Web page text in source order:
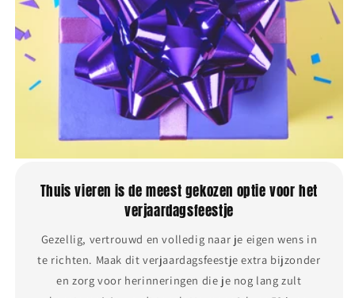
Thuis vieren is de meest gekozen optie voor het
verjaardagsfeestje
Gezellig, vertrouwd en volledig naar je eigen wens in
te richten. Maak dit verjaardagsfeestje extra bijzonder
en zorg voor herinneringen die je nog lang zult